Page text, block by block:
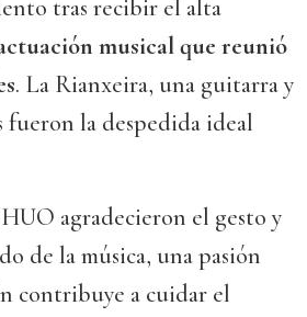
tras recibir el alta
musical que reunió
. La Rianxeira, una guitarra y
fueron la despedida ideal
agradecieron el gesto y
de la música, una pasión
contribuye a cuidar el